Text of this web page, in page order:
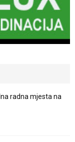
radna mjesta na